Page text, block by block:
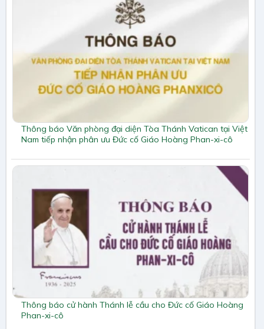
Thông báo Văn phòng đại diện Tòa Thánh Vatican tại Việt
Nam tiếp nhận phân ưu Đức cố Giáo Hoàng Phan-xi-cô
Thông báo cử hành Thánh lễ cầu cho Đức cố Giáo Hoàng
Phan-xi-cô